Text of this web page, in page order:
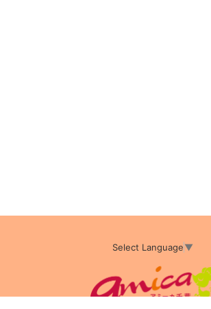
Select Language▼